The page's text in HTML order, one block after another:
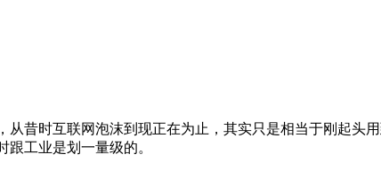
时互联网泡沫到现正在为止，其实只是相当于刚起头
工业是划一量级的。